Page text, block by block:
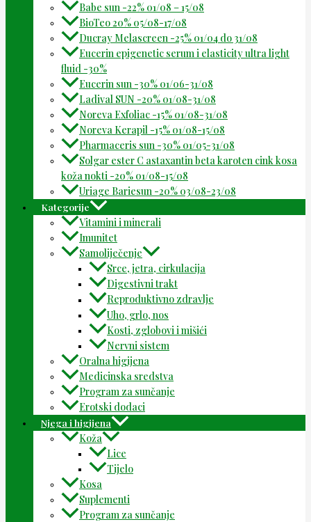
Babe sun -22% 01/08 – 15/08
BioTeo 20% 05/08-17/08
Ducray Melascreen -25% 01/04 do 31/08
Eucerin epigenetic serum i elasticity ultra light
fluid -30%
Eucerin sun -30% 01/06-31/08
Ladival SUN -20% 01/08-31/08
Noreva Exfoliac -15% 01/08-31/08
Noreva Kerapil -15% 01/08-15/08
Pharmaceris sun -30% 01/05-31/08
Solgar ester C astaxantin beta karoten cink kosa
koža nokti -20% 01/08-15/08
Uriage Bariesun -20% 03/08-23/08
Kategorije
Vitamini i minerali
Imunitet
Samoliječenje
Srce, jetra, cirkulacija
Digestivni trakt
Reproduktivno zdravlje
Uho, grlo, nos
Kosti, zglobovi i mišići
Nervni sistem
Oralna higijena
Medicinska sredstva
Program za sunčanje
Erotski dodaci
Njega i higijena
Koža
Lice
Tijelo
Kosa
Suplementi
Program za sunčanje